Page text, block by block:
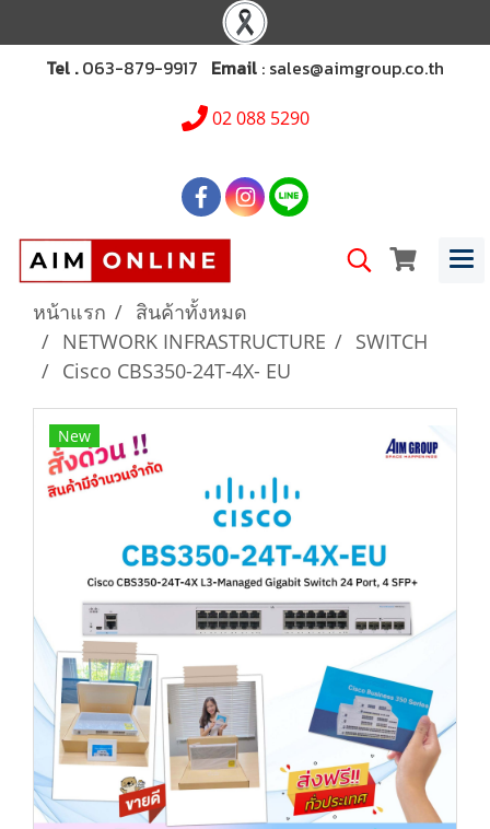
Tel .063-879-9917 Email : sales@aimgroup.co.th
02 088 5290
หน้าแรก
สินค้าทั้งหมด
NETWORK INFRASTRUCTURE
SWITCH
Cisco CBS350-24T-4X- EU
New